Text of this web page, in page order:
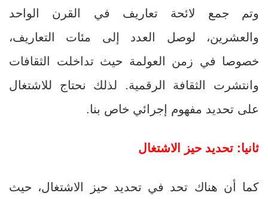
وتم جمع لائحة تعاريف في القرن الواحد
والعشرين، لوصل العدد إلى مئات التعاريف،
خصوصا في زمن العولمة حيث تداخلت الثقافات
وانتشرت الثقافة الرقمية. لذلك نحتاج للاشتغال
على تحديد مفهوم إجرائي خاص بنا.
ثانيا: تحديد حيز الاشتغال
كما أن هناك تحد في تحديد حيز الاشتغال، حيث